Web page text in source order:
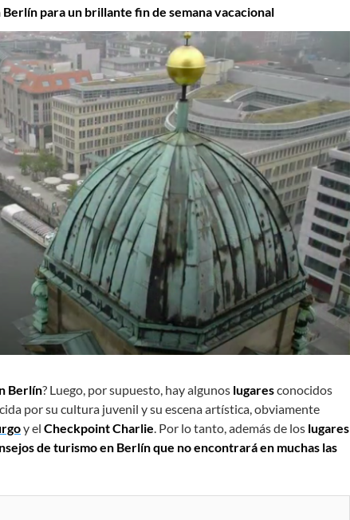
para un brillante fin de semana vacacional
Berlín? Luego, por supuesto, hay algunos lugaresconocidos
por su cultura juvenil y su escena artística, obviamente
y el Checkpoint Charlie . Por lo tanto, además de los lugares
de turismo en Berlín que no encontrará en muchas las